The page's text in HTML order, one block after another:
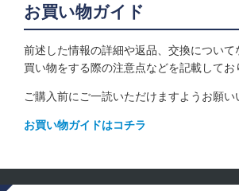
お買い物ガイド
前述した情報の詳細や返品、交換について
買い物をする際の注意点などを記載してお
ご購入前にご一読いただけますようお願い
お買い物ガイドはコチラ